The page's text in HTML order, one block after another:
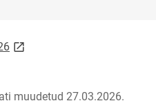
link opens on new page
muudetud 27.03.2026.